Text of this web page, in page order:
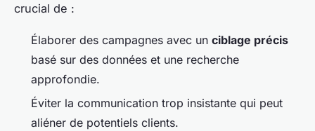
crucial de :
Élaborer des campagnes avec un ciblage précis
basé sur des données et une recherche
approfondie.
Éviter la communication trop insistante qui peut
aliéner de potentiels clients.